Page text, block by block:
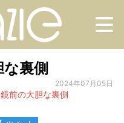
裏側
2024年07月05日
前の大胆な裏側